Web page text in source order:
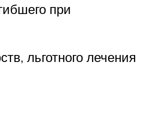
при
льготного лечения